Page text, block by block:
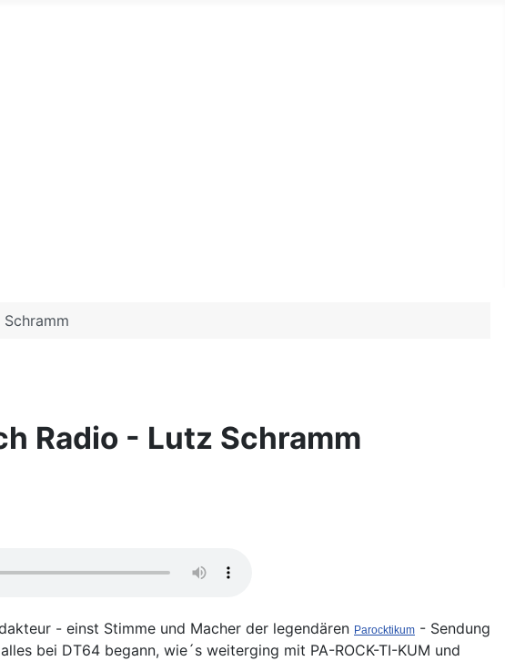
Radio - Lutz Schramm
- einst Stimme und Macher der legendären Parocktikum - Sendung
DT64 begann, wie´s weiterging mit PA-ROCK-TI-KUM und